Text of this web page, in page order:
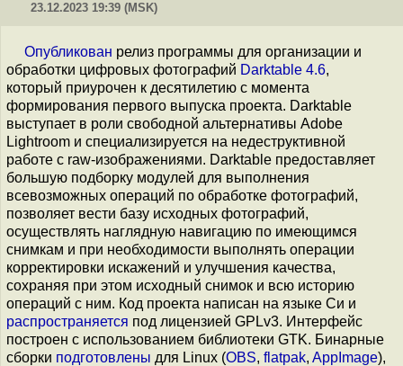
23.12.2023 19:39 (MSK)
Опубликован релиз программы для организации и
обработки цифровых фотографий Darktable 4.6,
который приурочен к десятилетию с момента
формирования первого выпуска проекта. Darktable
выступает в роли свободной альтернативы Adobe
Lightroom и специализируется на недеструктивной
работе с raw-изображениями. Darktable предоставляет
большую подборку модулей для выполнения
всевозможных операций по обработке фотографий,
позволяет вести базу исходных фотографий,
осуществлять наглядную навигацию по имеющимся
снимкам и при необходимости выполнять операции
корректировки искажений и улучшения качества,
сохраняя при этом исходный снимок и всю историю
операций с ним. Код проекта написан на языке Си и
распространяется под лицензией GPLv3. Интерфейс
построен с использованием библиотеки GTK. Бинарные
сборки подготовлены для Linux (OBS, flatpak, AppImage),